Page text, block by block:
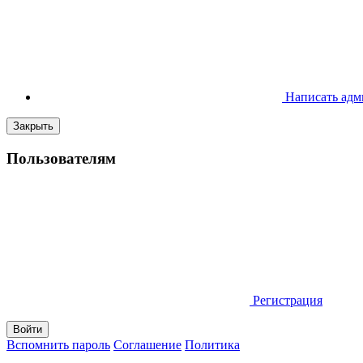
Написать
Закрыть
Пользователям
Регистрация
Вспомнить пароль Соглашение Политика